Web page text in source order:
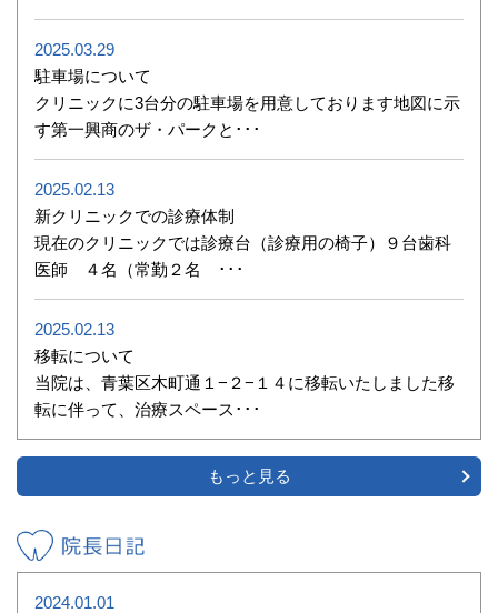
2025.03.29
駐車場について
クリニックに3台分の駐車場を用意しております地図に示
す第一興商のザ・パークと･･･
2025.02.13
新クリニックでの診療体制
現在のクリニックでは診療台（診療用の椅子）９台歯科
医師 ４名（常勤２名 ･･･
2025.02.13
移転について
当院は、青葉区木町通１−２−１４に移転いたしました移
転に伴って、治療スペース･･･
もっと見る
院長ブログ
2024.01.01